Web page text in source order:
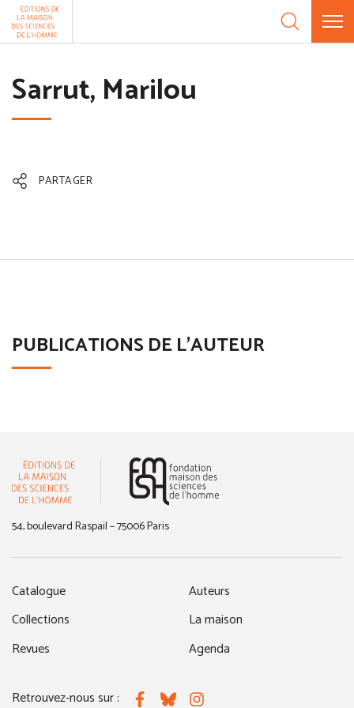
Aller au contenu
Sarrut, Marilou
PARTAGER
PUBLICATIONS DE L'AUTEUR
54, boulevard Raspail – 75006 Paris
Catalogue
Collections
Revues
Auteurs
La maison
Agenda
Retrouvez-nous sur : FacebookBlueskyInstagram
Panneau de gestion des cookies